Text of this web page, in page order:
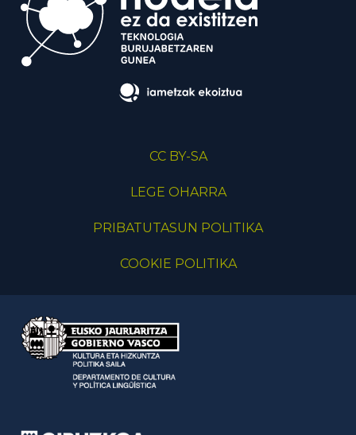
CC BY-SA
LEGE OHARRA
PRIBATUTASUN POLITIKA
COOKIE POLITIKA